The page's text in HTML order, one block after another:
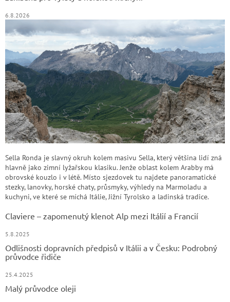
6.8.2026
Sella Ronda je slavný okruh kolem masivu Sella, který většina lidí zná
hlavně jako zimní lyžařskou klasiku. Jenže oblast kolem Arabby má
obrovské kouzlo i v létě. Místo sjezdovek tu najdete panoramatické
stezky, lanovky, horské chaty, průsmyky, výhledy na Marmoladu a
kuchyni, ve které se míchá Itálie, Jižní Tyrolsko a ladinská tradice.
Claviere – zapomenutý klenot Alp mezi Itálií a Francií
5.8.2025
Odlišnosti dopravních předpisů v Itálii a v Česku: Podrobný
průvodce řidiče
25.4.2025
Malý průvodce oleji